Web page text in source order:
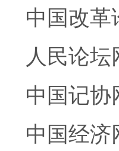
中国改革
人民论坛
中国记协
中国经济